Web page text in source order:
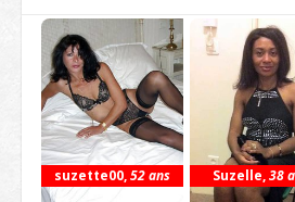
suzette00,52 ans Suzelle,38